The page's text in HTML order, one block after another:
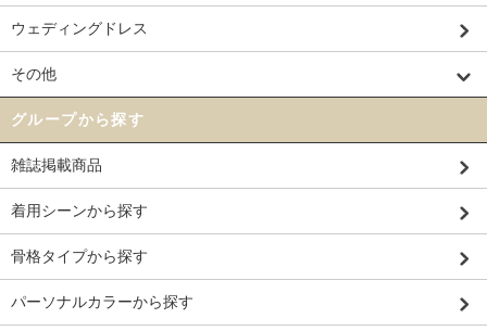
ウェディングドレス
その他
グループから探す
雑誌掲載商品
着用シーンから探す
骨格タイプから探す
パーソナルカラーから探す